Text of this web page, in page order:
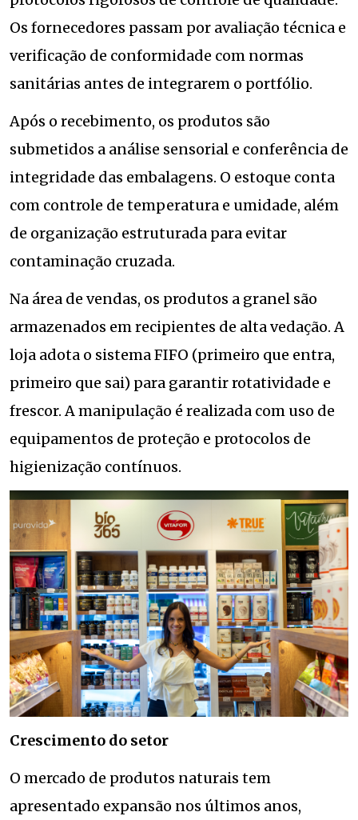
Os fornecedores passam por avaliação técnica e
verificação de conformidade com normas
sanitárias antes de integrarem o portfólio.
Após o recebimento, os produtos são
submetidos a análise sensorial e conferência de
integridade das embalagens. O estoque conta
com controle de temperatura e umidade, além
de organização estruturada para evitar
contaminação cruzada.
Na área de vendas, os produtos a granel são
armazenados em recipientes de alta vedação. A
loja adota o sistema FIFO (primeiro que entra,
primeiro que sai) para garantir rotatividade e
frescor. A manipulação é realizada com uso de
equipamentos de proteção e protocolos de
higienização contínuos.
Crescimento do setor
O mercado de produtos naturais tem
apresentado expansão nos últimos anos,